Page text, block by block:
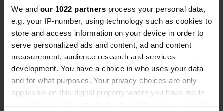
We and our 1022 partners process your personal data,
e.g. your IP-number, using technology such as cookies to
store and access information on your device in order to
serve personalized ads and content, ad and content
measurement, audience research and services
development. You have a choice in who uses your data
and for what purposes. Your privacy choices are only
applicable on this digital property where you have made
4280, Königswiesen, Autriche
Coordonnées
48° 24' 15" N 14° 50' 25" E
48.40417 14.84028
Copie
Code du site
1066